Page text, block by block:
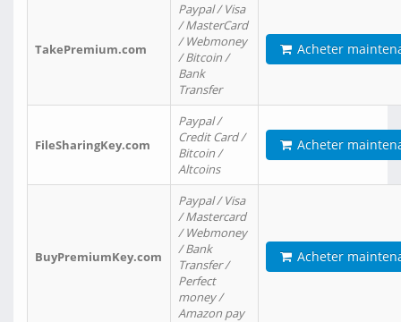
TakePremium.com
Paypal / Visa
/ MasterCard
/ Webmoney
/ Bitcoin /
Bank
Transfer
Acheter
FileSharingKey.com
Paypal /
Credit Card /
Bitcoin /
Altcoins
Acheter
BuyPremiumKey.com
Paypal / Visa
/ Mastercard
/ Webmoney
/ Bank
Transfer /
Perfect
money /
Amazon pay
Acheter